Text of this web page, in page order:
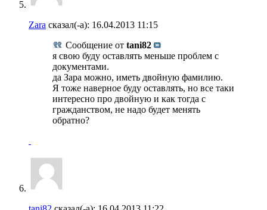
Zara сказал(-а): 16.04.2013 11:15
Сообщение от tani82
я свою буду оставлять меньше проблем с
документами.
да Зара можно, иметь двойную фамилию.
Я тоже наверное буду оставлять, но все таки
интересно про двойную и как тогда с
гражданством, не надо будет менять
обратно?